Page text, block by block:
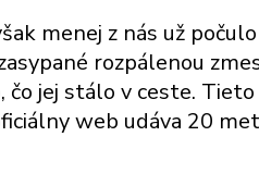
menej z nás už
rozpálenou
jej stálo v ceste.
web udáva 20